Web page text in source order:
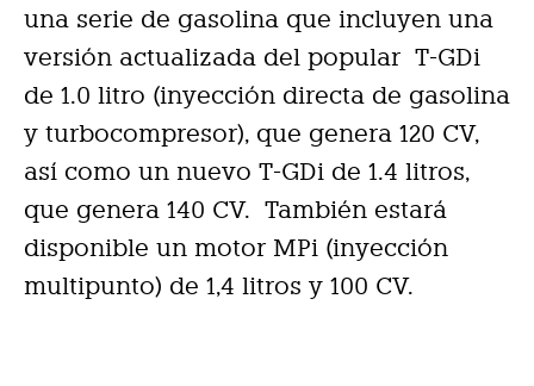
una serie de gasolina que incluyen una
versión actualizada del popular T-GDi
de 1.0 litro (inyección directa de gasolina
y turbocompresor), que genera 120 CV,
así como un nuevo T-GDi de 1.4 litros,
que genera 140 CV. También estará
disponible un motor MPi (inyección
multipunto) de 1,4 litros y 100 CV.